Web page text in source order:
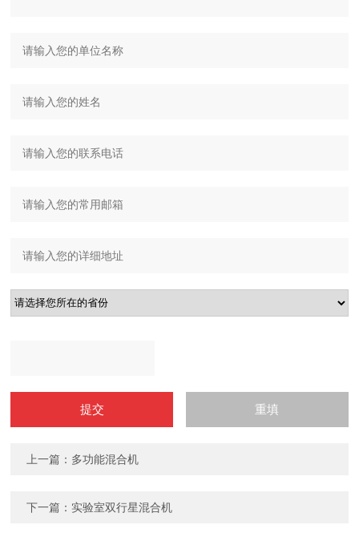
上一篇：多功能混合机
下一篇：实验室双行星混合机